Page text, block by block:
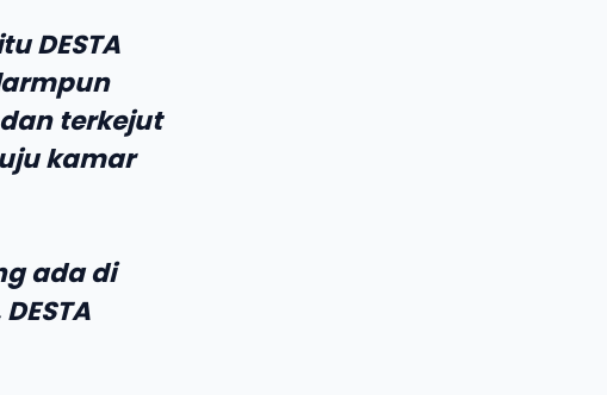
DESTA
terkejut
kamar
ada di